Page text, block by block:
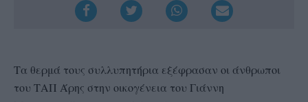
Τα θερμά τους συλλυπητήρια εξέφρασαν οι άνθρωποι
του ΤΑΠ Άρης στην οικογένεια του Γιάννη